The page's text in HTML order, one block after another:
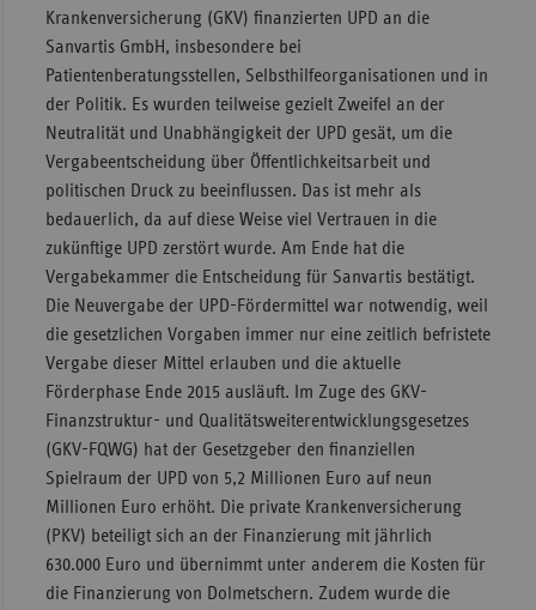
Krankenversicherung (GKV) finanzierten UPD an die
Sanvartis GmbH, insbesondere bei
Patientenberatungsstellen, Selbsthilfeorganisationen und in
der Politik. Es wurden teilweise gezielt Zweifel an der
Neutralität und Unabhängigkeit der UPD gesät, um die
Vergabeentscheidung über Öffentlichkeitsarbeit und
politischen Druck zu beeinflussen. Das ist mehr als
bedauerlich, da auf diese Weise viel Vertrauen in die
zukünftige UPD zerstört wurde. Am Ende hat die
Vergabekammer die Entscheidung für Sanvartis bestätigt.
Die Neuvergabe der UPD-Fördermittel war notwendig, weil
die gesetzlichen Vorgaben immer nur eine zeitlich befristete
Vergabe dieser Mittel erlauben und die aktuelle
Förderphase Ende 2015 ausläuft. Im Zuge des GKV-
Finanzstruktur- und Qualitätsweiterentwicklungsgesetzes
(GKV-FQWG) hat der Gesetzgeber den finanziellen
Spielraum der UPD von 5,2 Millionen Euro auf neun
Millionen Euro erhöht. Die private Krankenversicherung
(PKV) beteiligt sich an der Finanzierung mit jährlich
630.000 Euro und übernimmt unter anderem die Kosten für
die Finanzierung von Dolmetschern. Zudem wurde die